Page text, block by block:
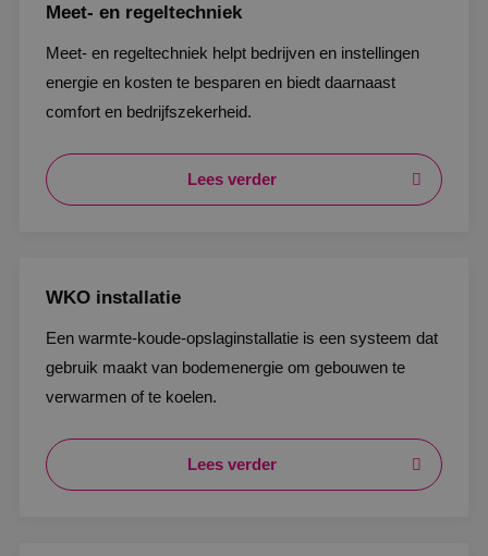
Meet- en regeltechniek
Meet- en regeltechniek helpt bedrijven en instellingen
energie en kosten te besparen en biedt daarnaast
comfort en bedrijfszekerheid.
Lees verder
WKO installatie
Een warmte-koude-opslaginstallatie is een systeem dat
gebruik maakt van bodemenergie om gebouwen te
verwarmen of te koelen.
Lees verder